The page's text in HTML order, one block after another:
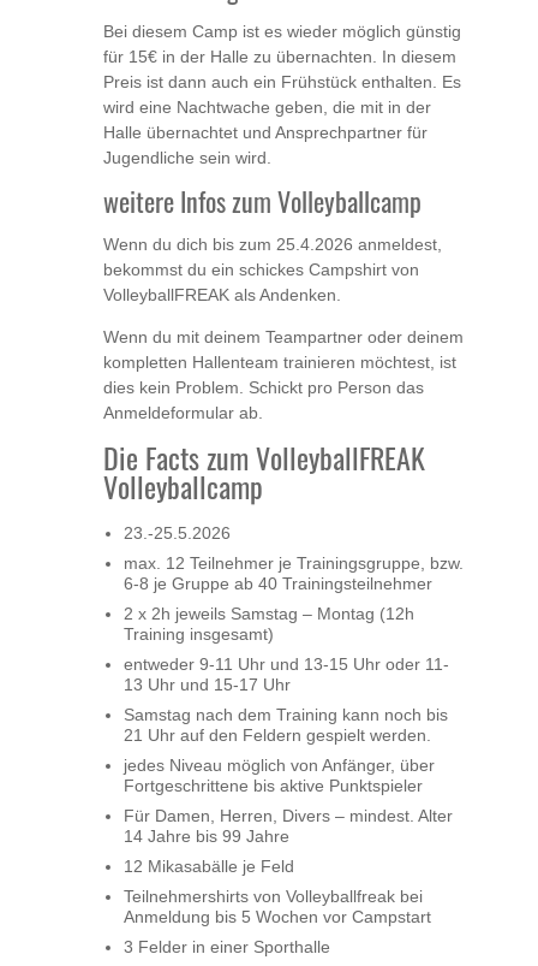
Bei diesem Camp ist es wieder möglich günstig
für 15€ in der Halle zu übernachten. In diesem
Preis ist dann auch ein Frühstück enthalten. Es
wird eine Nachtwache geben, die mit in der
Halle übernachtet und Ansprechpartner für
Jugendliche sein wird.
weitere Infos zum Volleyballcamp
Wenn du dich bis zum 25.4.2026 anmeldest,
bekommst du ein schickes Campshirt von
VolleyballFREAK als Andenken.
Wenn du mit deinem Teampartner oder deinem
kompletten Hallenteam trainieren möchtest, ist
dies kein Problem. Schickt pro Person das
Anmeldeformular ab.
Die Facts zum VolleyballFREAK
Volleyballcamp
23.-25.5.2026
max. 12 Teilnehmer je Trainingsgruppe, bzw.
6-8 je Gruppe ab 40 Trainingsteilnehmer
2 x 2h jeweils Samstag – Montag (12h
Training insgesamt)
entweder 9-11 Uhr und 13-15 Uhr oder 11-
13 Uhr und 15-17 Uhr
Samstag nach dem Training kann noch bis
21 Uhr auf den Feldern gespielt werden.
jedes Niveau möglich von Anfänger, über
Fortgeschrittene bis aktive Punktspieler
Für Damen, Herren, Divers – mindest. Alter
14 Jahre bis 99 Jahre
12 Mikasabälle je Feld
Teilnehmershirts von Volleyballfreak bei
Anmeldung bis 5 Wochen vor Campstart
3 Felder in einer Sporthalle